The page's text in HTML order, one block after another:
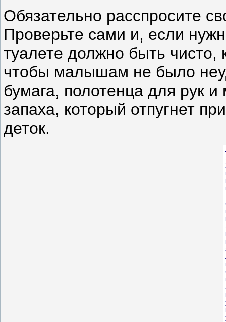
Обязательно расспросите
Проверьте сами и, если
туалете должно быть чисто,
чтобы малышам не было
бумага, полотенца для рук
запаха, который отпугнет
деток.